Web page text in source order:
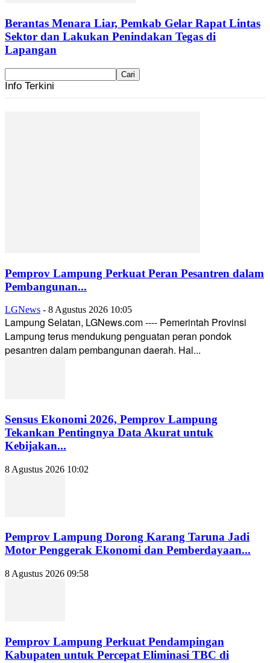
Berantas Menara Liar, Pemkab Gelar Rapat Lintas
Sektor dan Lakukan Penindakan Tegas di
Lapangan
Info Terkini
Pemprov Lampung Perkuat Peran Pesantren dalam
Pembangunan...
LGNews - 8 Agustus 2026 10:05
Lampung Selatan, LGNews.com ---- Pemerintah Provinsi
Lampung terus mendukung penguatan peran pondok
pesantren dalam pembangunan daerah. Hal...
Sensus Ekonomi 2026, Pemprov Lampung
Tekankan Pentingnya Data Akurat untuk
Kebijakan...
8 Agustus 2026 10:02
Pemprov Lampung Dorong Karang Taruna Jadi
Motor Penggerak Ekonomi dan Pemberdayaan...
8 Agustus 2026 09:58
Pemprov Lampung Perkuat Pendampingan
Kabupaten untuk Percepat Eliminasi TBC di